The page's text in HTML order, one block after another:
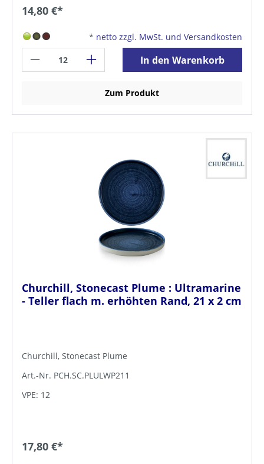
14,80 €*
* netto zzgl. MwSt. und Versandkosten
In den Warenkorb
Zum Produkt
Churchill, Stonecast Plume : Ultramarine
- Teller flach m. erhöhten Rand, 21 x 2 cm
Churchill, Stonecast Plume
Art.-Nr. PCH.SC.PLULWP211
VPE: 12
17,80 €*